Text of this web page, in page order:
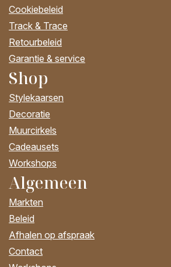
Cookiebeleid
Track & Trace
Retourbeleid
Garantie & service
Shop
Stylekaarsen
Decoratie
Muurcirkels
Cadeausets
Workshops
Algemeen
Markten
Beleid
Afhalen op afspraak
Contact